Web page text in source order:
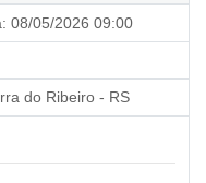
08/05/2026 09:00
do Ribeiro - RS